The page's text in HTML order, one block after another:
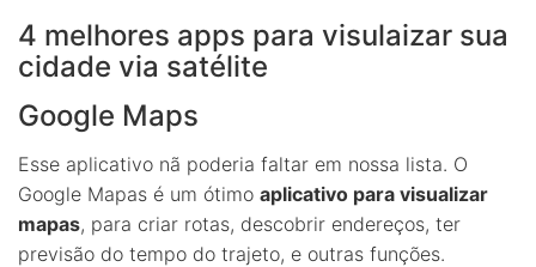
4 melhores apps para visulaizar sua
cidade via satélite
Google Maps
Esse aplicativo nã poderia faltar em nossa lista. O
Google Mapas é um ótimo aplicativo para visualizar
mapas, para criar rotas, descobrir endereços, ter
previsão do tempo do trajeto, e outras funções.